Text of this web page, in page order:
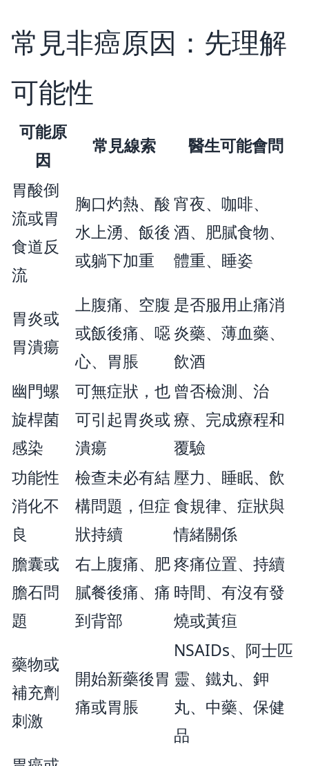
常見非癌原因：先理解
可能性
可能原
因
常見線索
醫生可能會問
胃酸倒
流或胃
食道反
流
胸口灼熱、酸
水上湧、飯後
或躺下加重
宵夜、咖啡、
酒、肥膩食物、
體重、睡姿
胃炎或
胃潰瘍
上腹痛、空腹
或飯後痛、噁
心、胃脹
是否服用止痛消
炎藥、薄血藥、
飲酒
幽門螺
旋桿菌
感染
可無症狀，也
可引起胃炎或
潰瘍
曾否檢測、治
療、完成療程和
覆驗
功能性
消化不
良
檢查未必有結
構問題，但症
狀持續
壓力、睡眠、飲
食規律、症狀與
情緒關係
膽囊或
膽石問
題
右上腹痛、肥
膩餐後痛、痛
到背部
疼痛位置、持續
時間、有沒有發
燒或黃疸
藥物或
補充劑
刺激
開始新藥後胃
痛或胃脹
NSAIDs、阿士匹
靈、鐵丸、鉀
丸、中藥、保健
品